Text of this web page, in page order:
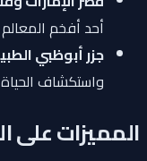
أحد أفخم المعالم
جزر أبوظبي
واستكشاف الحياة
المميزات على